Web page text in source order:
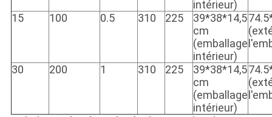
intérieur)
15 100 0.5 310 225
39*38*14,5
cm
(emballage
intérieur)
30 200 1 310 225
39*38*14,5
cm
(emballage
intérieur)